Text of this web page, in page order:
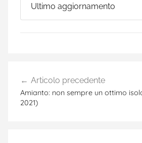
Ultimo aggiornamento
articoli
Articolo precedente
Amianto: non sempre un ottimo
2021)